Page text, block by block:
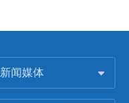
新闻媒体